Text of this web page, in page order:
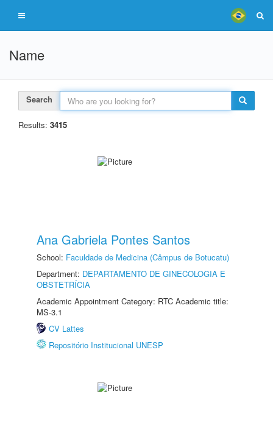
Name
Search
Results: 3415
Ana Gabriela Pontes Santos
School: Faculdade de Medicina (Câmpus de Botucatu)
Department: DEPARTAMENTO DE GINECOLOGIA E
OBSTETRÍCIA
Academic Appointment Category: RTC Academic title:
MS-3.1
CV Lattes
Repositório Institucional UNESP